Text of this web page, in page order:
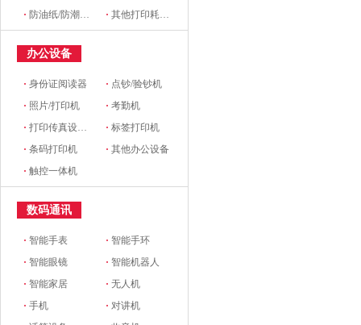
· 防油纸/防潮纸/淋膜纸/硅油纸 ·其他打印耗材及附件
办公设备
·身份证阅读器 · 点钞/验钞机
· 照片/打印机 ·考勤机
·打印传真设备配件 ·标签打印机
·条码打印机 ·其他办公设备
·触控一体机
数码通讯
·智能手表 ·智能手环
·智能眼镜 ·智能机器人
·智能家居 ·无人机
·手机 ·对讲机